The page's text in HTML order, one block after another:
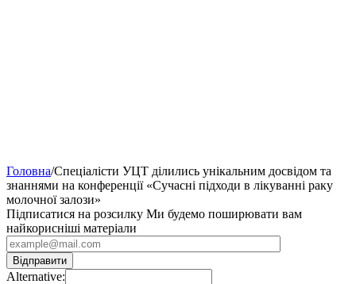
Головна/Спеціалісти УЦТ ділились унікальним досвідом та
знаннями на конференції «Сучасні підходи в лікуванні раку
молочної залози»
Підписатися на розсилку Ми будемо поширювати вам
найкорисніші матеріали
Alternative: